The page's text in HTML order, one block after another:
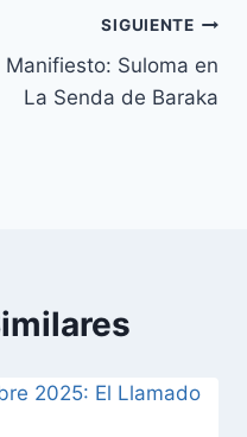
SIGUIENTE
Manifiesto: Suloma en
La Senda de Baraka